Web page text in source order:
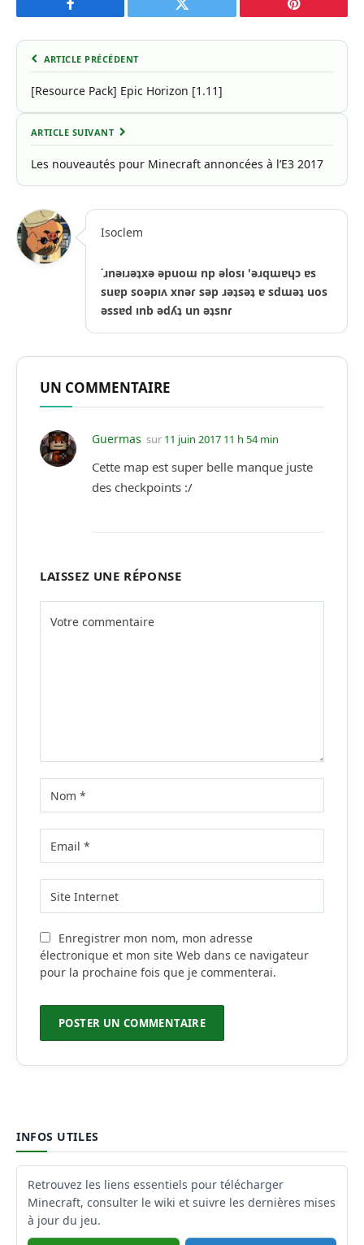
Facebook Twitter Pinterest
ARTICLE PRÉCÉDENT
[Resource Pack] Epic Horizon [1.11]
ARTICLE SUIVANT
Les nouveautés pour Minecraft annoncées à l’E3 2017
Isoclem
˙ɹnǝıɹǝʇxǝ ǝpuoɯ np ǝlosı 'ǝɹqɯɐɥɔ ɐs
suɐp soǝpıʌ xnǝɾ sǝp ɹǝʇsǝʇ ɐ sdɯǝʇ uos
ǝssɐd ınb ǝdʎʇ un ǝʇsnɾ
UN COMMENTAIRE
Guermas sur 11 juin 2017 11 h 54 min
Cette map est super belle manque juste
des checkpoints :/
LAISSEZ UNE RÉPONSE
Enregistrer mon nom, mon adresse
électronique et mon site Web dans ce navigateur
pour la prochaine fois que je commenterai.
INFOS UTILES
Retrouvez les liens essentiels pour télécharger
Minecraft, consulter le wiki et suivre les dernières mises
à jour du jeu.